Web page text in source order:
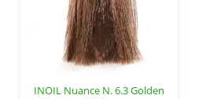
INOIL Nuance N. 6.3 Golden